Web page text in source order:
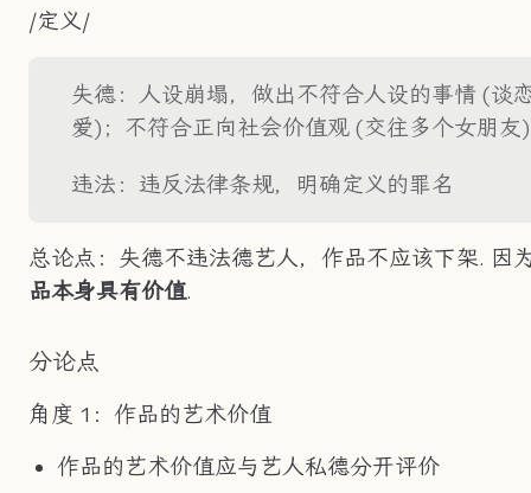
/定义/
失德：人设崩塌，做出不符合人设的事情 (谈
爱)；不符合正向社会价值观 (交往多个女朋友)
违法：违反法律条规，明确定义的罪名
总论点：失德不违法德艺人，作品不应该下架. 因
品本身具有价值.
分论点
角度 1：作品的艺术价值
作品的艺术价值应与艺人私德分开评价